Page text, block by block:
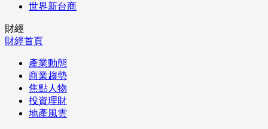
世界新台商
財經
財經首頁
產業動態
商業趨勢
焦點人物
投資理財
地產風雲